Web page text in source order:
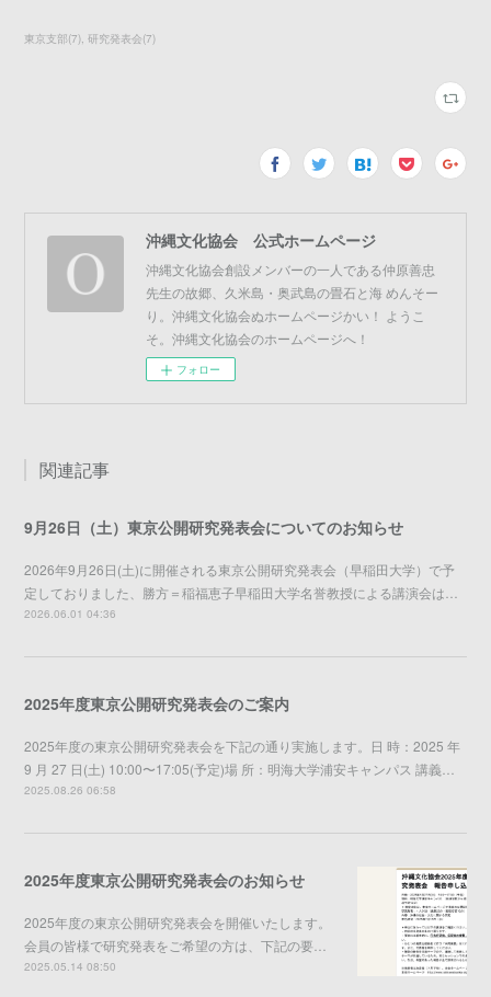
東京支部(7) 研究発表会(7)
沖縄文化協会 公式ホームページ
沖縄文化協会創設メンバーの一人である仲原善忠
先生の故郷、久米島・奥武島の畳石と海 めんそー
り。沖縄文化協会ぬホームページかい！ ようこ
そ。沖縄文化協会のホームページへ！
フォロー
関連記事
9月26日（土）東京公開研究発表会についてのお知らせ
2026年9月26日(土)に開催される東京公開研究発表会（早稲田大学）で予
定しておりました、勝方＝稲福恵子早稲田大学名誉教授による講演会は…
2026.06.01 04:36
2025年度東京公開研究発表会のご案内
2025年度の東京公開研究発表会を下記の通り実施します。日 時：2025 年
9 月 27 日(土) 10:00〜17:05(予定)場 所：明海大学浦安キャンパス 講義…
2025.08.26 06:58
2025年度東京公開研究発表会のお知らせ
2025年度の東京公開研究発表会を開催いたします。
会員の皆様で研究発表をご希望の方は、下記の要…
2025.05.14 08:50